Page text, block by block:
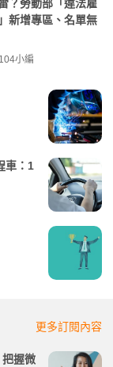
？勞動部「違法雇
新增專區、名單無
小編
車：1
更多訂閱內容
握微